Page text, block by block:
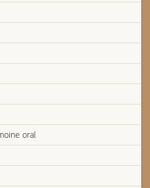
d’Oradour-sur-Glane
Sulpice-les-Bois
oral